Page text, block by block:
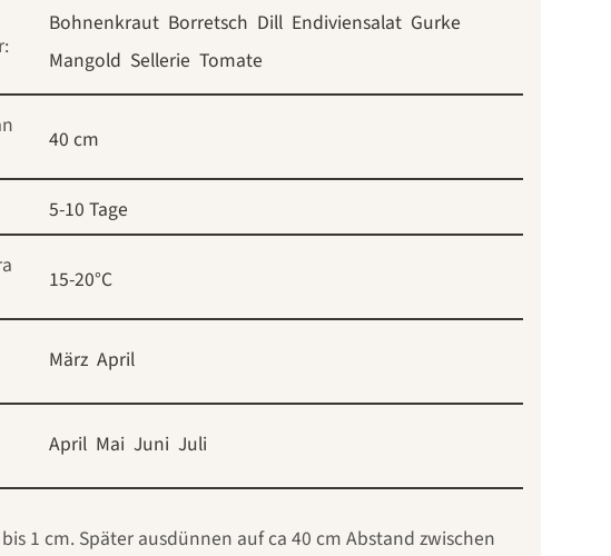
Bohnenkraut Borretsch Dill Endiviensalat Gurke
Mangold Sellerie Tomate
40 cm
5-10 Tage
15-20°C
März April
April Mai Juni Juli
1 cm. Später ausdünnen auf ca 40 cm Abstand zwischen